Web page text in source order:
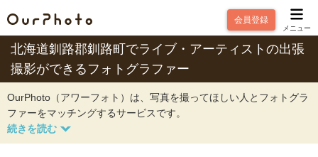
会員登録
メニュー
北海道釧路郡釧路町でライブ・アーティストの出張
撮影ができるフォトグラファー
OurPhoto（アワーフォト）は、写真を撮ってほしい人とフォトグラ
ファーをマッチングするサービスです。